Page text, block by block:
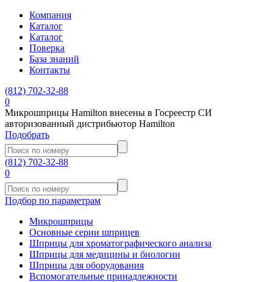
Компания
Каталог
Каталог
Поверка
База знаний
Контакты
(812) 702-32-88
0
Микрошприцы Hamilton внесены в Госреестр СИ
авторизованный дистрибьютор Hamilton
Подобрать
(812) 702-32-88
0
Подбор по параметрам
Микрошприцы
Основные серии шприцев
Шприцы для хроматографического анализа
Шприцы для медицины и биологии
Шприцы для оборудования
Вспомогательные принадлежности